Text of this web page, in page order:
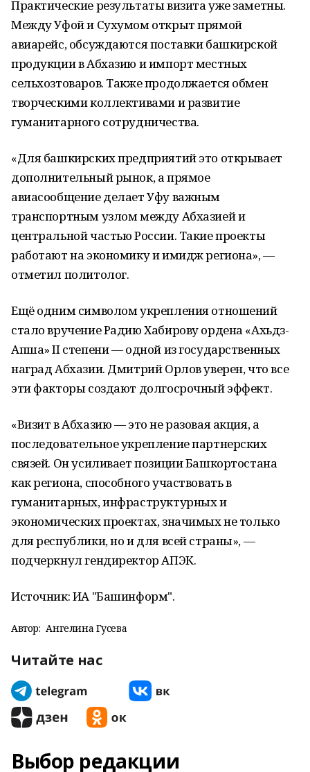
Практические результаты визита уже заметны.
Между Уфой и Сухумом открыт прямой
авиарейс, обсуждаются поставки башкирской
продукции в Абхазию и импорт местных
сельхозтоваров. Также продолжается обмен
творческими коллективами и развитие
гуманитарного сотрудничества.
«Для башкирских предприятий это открывает
дополнительный рынок, а прямое
авиасообщение делает Уфу важным
транспортным узлом между Абхазией и
центральной частью России. Такие проекты
работают на экономику и имидж региона», —
отметил политолог.
Ещё одним символом укрепления отношений
стало вручение Радию Хабирову ордена «Ахьдз-
Апша» II степени — одной из государственных
наград Абхазии. Дмитрий Орлов уверен, что все
эти факторы создают долгосрочный эффект.
«Визит в Абхазию — это не разовая акция, а
последовательное укрепление партнерских
связей. Он усиливает позиции Башкортостана
как региона, способного участвовать в
гуманитарных, инфраструктурных и
экономических проектах, значимых не только
для республики, но и для всей страны», —
подчеркнул гендиректор АПЭК.
Источник: ИА "Башинформ".
Автор: Ангелина Гусева
Читайте нас
Выбор редакции